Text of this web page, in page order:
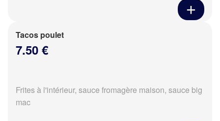
Tacos poulet
7.50 €
Frites à l'intérieur, sauce fromagère maison, sauce big
mac